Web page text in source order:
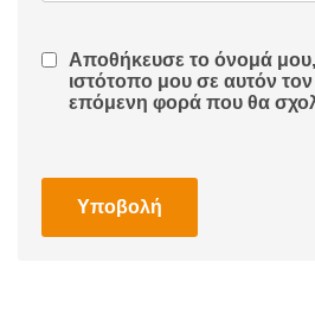
Αποθήκευσε το όνομά μου,
ιστότοπο μου σε αυτόν
επόμενη φορά που θα